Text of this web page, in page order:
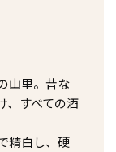
山里。昔な
、すべての酒
精白し、硬